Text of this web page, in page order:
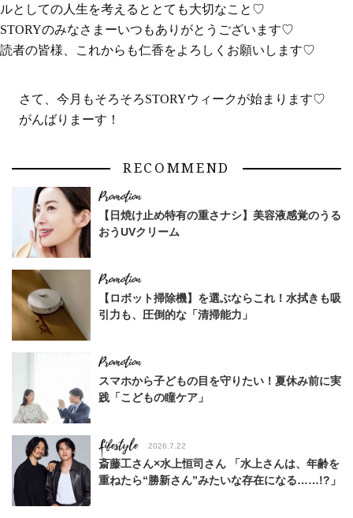
ルとしての人生を考えるととても大切なこと♡
STORYのみなさまーいつもありがとうございます♡
読者の皆様、これからも仁香をよろしくお願いします♡
さて、今月もそろそろSTORYウィークが始まります♡
がんばりまーす！
RECOMMEND
【日焼け止め特有の重さナシ】美容液感覚のうる
おうUVクリーム
【ロボット掃除機】を選ぶならこれ！水拭きも吸
引力も、圧倒的な「清掃能力」
スマホから子どもの目を守りたい！夏休み前に実
践「こどもの瞳ケア」
Lifestyle 2026.7.22
斎藤工さん×水上恒司さん 「水上さんは、年齢を
重ねたら“勝新さん”みたいな存在になる……!?」